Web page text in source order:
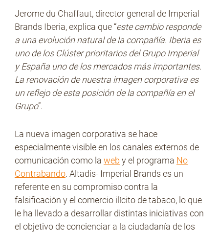
Jerome du Chaffaut, director general de Imperial
Brands Iberia, explica que “este cambio responde
a una evolución natural de la compañía. Iberia es
uno de los Clúster prioritarios del Grupo Imperial
y España uno de los mercados más importantes.
La renovación de nuestra imagen corporativa es
un reflejo de esta posición de la compañía en el
Grupo”.
La nueva imagen corporativa se hace
especialmente visible en los canales externos de
comunicación como la web y el programa No
Contrabando. Altadis- Imperial Brands es un
referente en su compromiso contra la
falsificación y el comercio ilícito de tabaco, lo que
le ha llevado a desarrollar distintas iniciativas con
el objetivo de concienciar a la ciudadanía de los